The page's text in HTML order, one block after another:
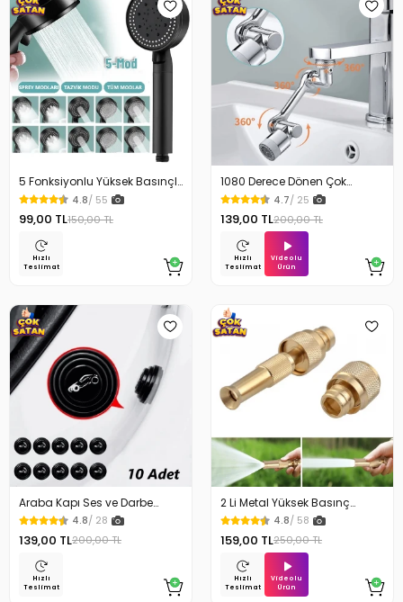
5 Fonksiyonlu Yüksek Basınçlı
Ayarlı Duş Başlığı
4.8/ 55
99,00 TL150,00 TL
Hızlı
Teslimat
1080 Derece Dönen Çok
Fonksiyonlu Musluk Başlığı
4.7/ 25
139,00 TL200,00 TL
Hızlı
Teslimat
Videolu
Ürün
Araba Kapı Ses ve Darbe
Emici Pad 10 Adet
4.8/ 28
139,00 TL200,00 TL
Hızlı
Teslimat
2 Li Metal Yüksek Basınç
Yağmurlamalı Hortum Ucu
4.8/ 58
159,00 TL250,00 TL
Hızlı
Teslimat
Videolu
Ürün